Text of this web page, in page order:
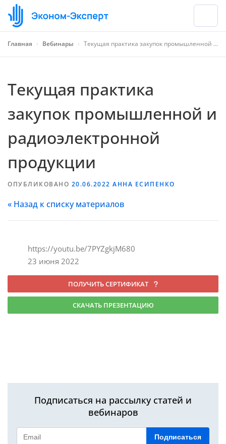
Главная › Вебинары › Текущая практика закупок промышленной и радиоэлектронной продукции
Текущая практика
закупок промышленной и
радиоэлектронной
продукции
ОПУБЛИКОВАНО 20.06.2022 АННА ЕСИПЕНКО
« Назад к списку материалов
https://youtu.be/7PYZgkjM680
23 июня 2022
ПОЛУЧИТЬ СЕРТИФИКАТ
СКАЧАТЬ ПРЕЗЕНТАЦИЮ
Подписаться на рассылку статей и
вебинаров
Подписаться